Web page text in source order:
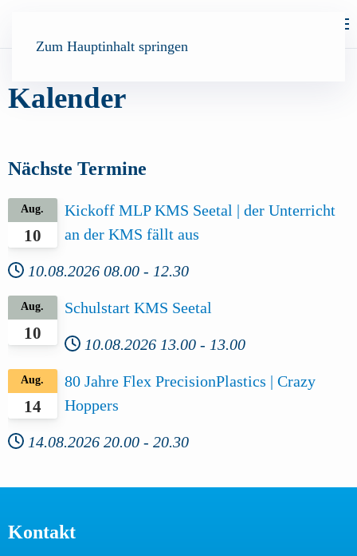
Zum Hauptinhalt springen
Kalender
Nächste Termine
10
Aug.
Kickoff MLP KMS Seetal | der Unterricht
an der KMS fällt aus
10.08.2026 08.00 - 12.30
10
Aug. Schulstart KMS Seetal
10.08.2026 13.00 - 13.00
14
Aug.
80 Jahre Flex PrecisionPlastics | Crazy
Hoppers
14.08.2026 20.00 - 20.30
Kontakt